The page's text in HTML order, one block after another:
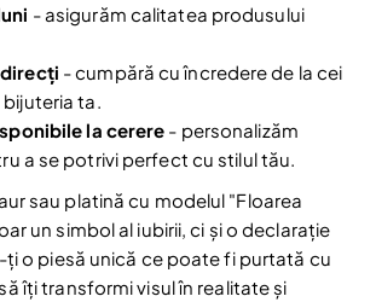
cu noutățile și promoțiile abonându-te
ul nostru.
sunt de acord cu Politica de confidentialitate
- asigurăm calitatea produsului
- cumpără cu încredere de la cei
ta.
la cerere - personalizăm
a se potrivi perfect cu stilul tău.
sau platină cu modelul "Floarea
un simbol al iubirii, ci și o declarație
o piesă unică ce poate fi purtată cu
îți transformi visul în realitate și